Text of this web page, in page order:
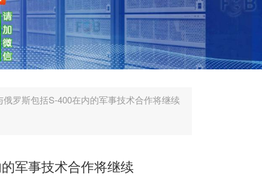
俄罗斯包括S-400在内的军事技术合作将继续
军事技术合作将继续